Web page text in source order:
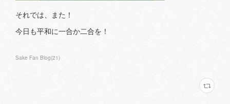
それでは、また！
今日も平和に一合か二合を！
Sake Fan Blog(21)